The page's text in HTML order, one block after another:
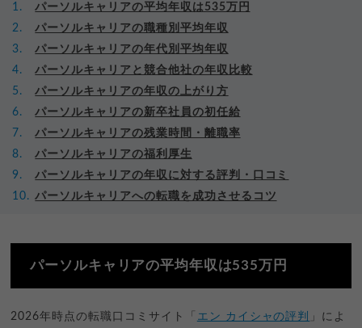
パーソルキャリアの平均年収は535万円
パーソルキャリアの職種別平均年収
パーソルキャリアの年代別平均年収
パーソルキャリアと競合他社の年収比較
パーソルキャリアの年収の上がり方
パーソルキャリアの新卒社員の初任給
パーソルキャリアの残業時間・離職率
パーソルキャリアの福利厚生
パーソルキャリアの年収に対する評判・口コミ
パーソルキャリアへの転職を成功させるコツ
パーソルキャリアの平均年収は535万円
2026年時点の転職口コミサイト「 エン カイシャの評判
」によ